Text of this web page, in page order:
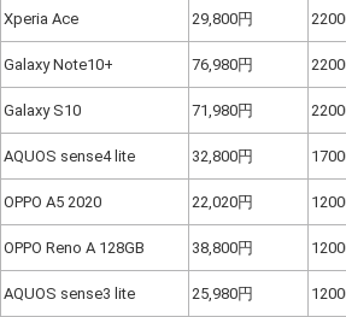
Xperia Ace 29,800円
Galaxy Note10+ 76,980円
Galaxy S10 71,980円
AQUOS sense4 lite 32,800円
OPPO A5 2020 22,020円
OPPO Reno A 128GB 38,800円
AQUOS sense3 lite 25,980円